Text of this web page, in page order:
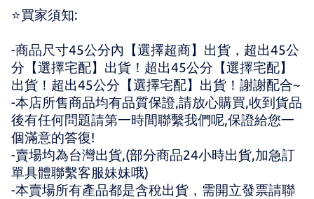
⭐買家須知:
-商品尺寸45公分內【選擇超商】出貨，超出45公
分【選擇宅配】出貨！超出45公分【選擇宅配】
出貨！超出45公分【選擇宅配】出貨！謝謝配合~
-本店所售商品均有品質保證,請放心購買,收到貨品
後有任何問題請第一時間聯繫我們呢,保證給您一
個滿意的答復!
-賣場均為台灣出貨,(部分商品24小時出貨,加急訂
單具體聯繫客服妹妹哦)
-本賣場所有產品都是含稅出貨，需開立發票請聯